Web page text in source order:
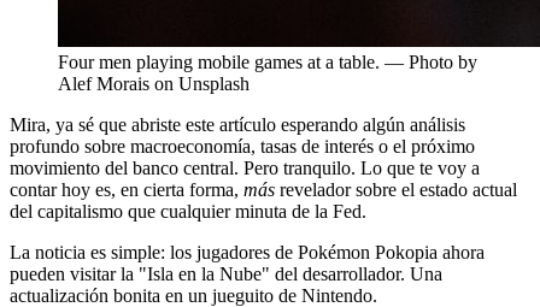
Four men playing mobile games at a table. — Photo by
Alef Morais on Unsplash
Mira, ya sé que abriste este artículo esperando algún análisis
profundo sobre macroeconomía, tasas de interés o el próximo
movimiento del banco central. Pero tranquilo. Lo que te voy a
contar hoy es, en cierta forma, más revelador sobre el estado actual
del capitalismo que cualquier minuta de la Fed.
La noticia es simple: los jugadores de Pokémon Pokopia ahora
pueden visitar la "Isla en la Nube" del desarrollador. Una
actualización bonita en un jueguito de Nintendo.